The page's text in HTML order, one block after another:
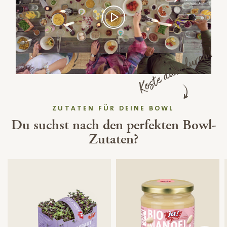
Koste dich durch!
ZUTATEN FÜR DEINE BOWL
Du suchst nach den perfekten Bowl-
Zutaten?